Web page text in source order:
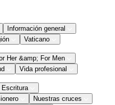
Información general
Vaticano
Her &amp; For Men
Vida profesional
Escritura
Nuestras cruces